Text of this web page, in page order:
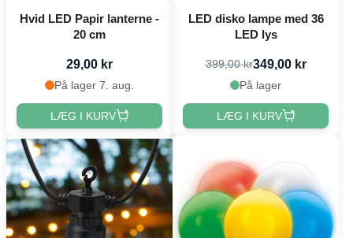
Hvid LED Papir lanterne -
20 cm
29,00 kr
På lager 7. aug.
LÆG I KURV
LED disko lampe med 36
LED lys
399,00 kr349,00 kr
På lager
LÆG I KURV